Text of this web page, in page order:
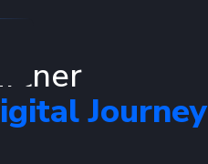
Journey